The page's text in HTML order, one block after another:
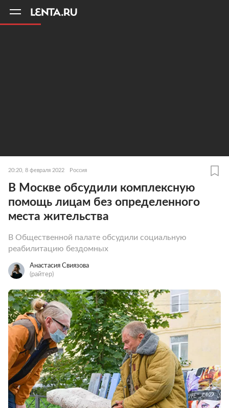
20:20, 8 февраля 2022 Россия
В Москве обсудили комплексную
помощь лицам без определенного
места жительства
В Общественной палате обсудили социальную
реабилитацию бездомных
Анастасия Свиязова
(райтер)